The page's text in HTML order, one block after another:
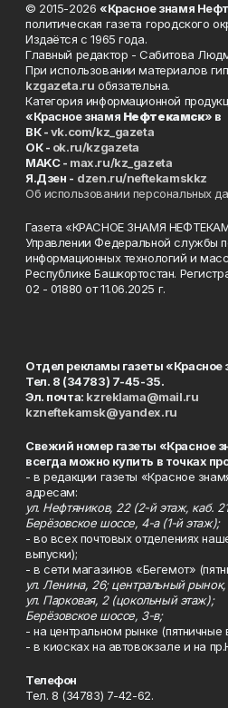
© 2015-2026 «Красное знамя
политическая газета городского
Издаётся с 1965 года.
Главный редактор - Сабитова
При использовании материалов
kzgazeta.ru обязательна.
Категория информационной
«Красное знамя Нефтекамск» в
ВК -vk.com/kz_gazeta
ОК - ok.ru/kzgazeta
MAKC - max.ru/kz_gazeta
Я.Дзен - dzen.ru/neftekamskkz
Об использовании персональных
Газета «КРАСНОЕ ЗНАМЯ
Управлении Федеральной службы
информационных технологий и
Республике Башкортостан.
02 - 01880 от 11.06.2025 г.
Отдел рекламы газеты
Тел. 8 (34783) 7-45-35.
Эл. почта: kzreklama@mail.ru
kzneftekamsk@yandex.ru
Свежий номер газеты «Красное
всегда можно купить в точках
- в редакции газеты «Красное
адресам:
ул. Нефтяников, 22 (2-й этаж, каб.
Берёзовское шоссе, 4-а (1-й этаж);
- во всех почтовых отделениях
выпуски);
- в сети магазинов «Бегемот»
ул. Ленина, 26; центральный
ул. Парковая, 2 (цокольный этаж);
Берёзовское шоссе, 3-в;
- на центральном рынке (пятничные
- в киосках на автовокзале и на
Телефон
Тел. 8 (34783) 7-42-62.